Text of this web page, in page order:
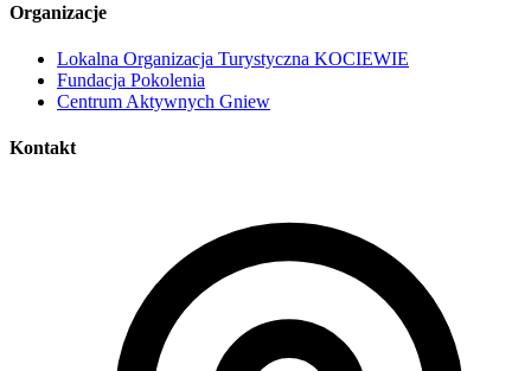
Organizacje
Lokalna Organizacja Turystyczna KOCIEWIE
Fundacja Pokolenia
Centrum Aktywnych Gniew
Kontakt